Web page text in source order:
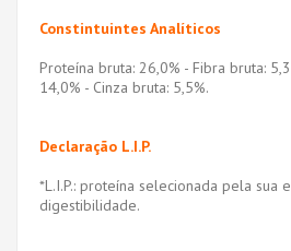
Constintuintes Analíticos
Proteína bruta: 26,0% - Fibra bruta:
14,0% - Cinza bruta: 5,5%.
Declaração L.I.P.
*L.I.P.: proteína selecionada pela sua
digestibilidade.